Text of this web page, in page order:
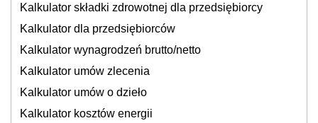
Kalkulator składki zdrowotnej dla przedsiębiorcy
Kalkulator dla przedsiębiorców
Kalkulator wynagrodzeń brutto/netto
Kalkulator umów zlecenia
Kalkulator umów o dzieło
Kalkulator kosztów energii